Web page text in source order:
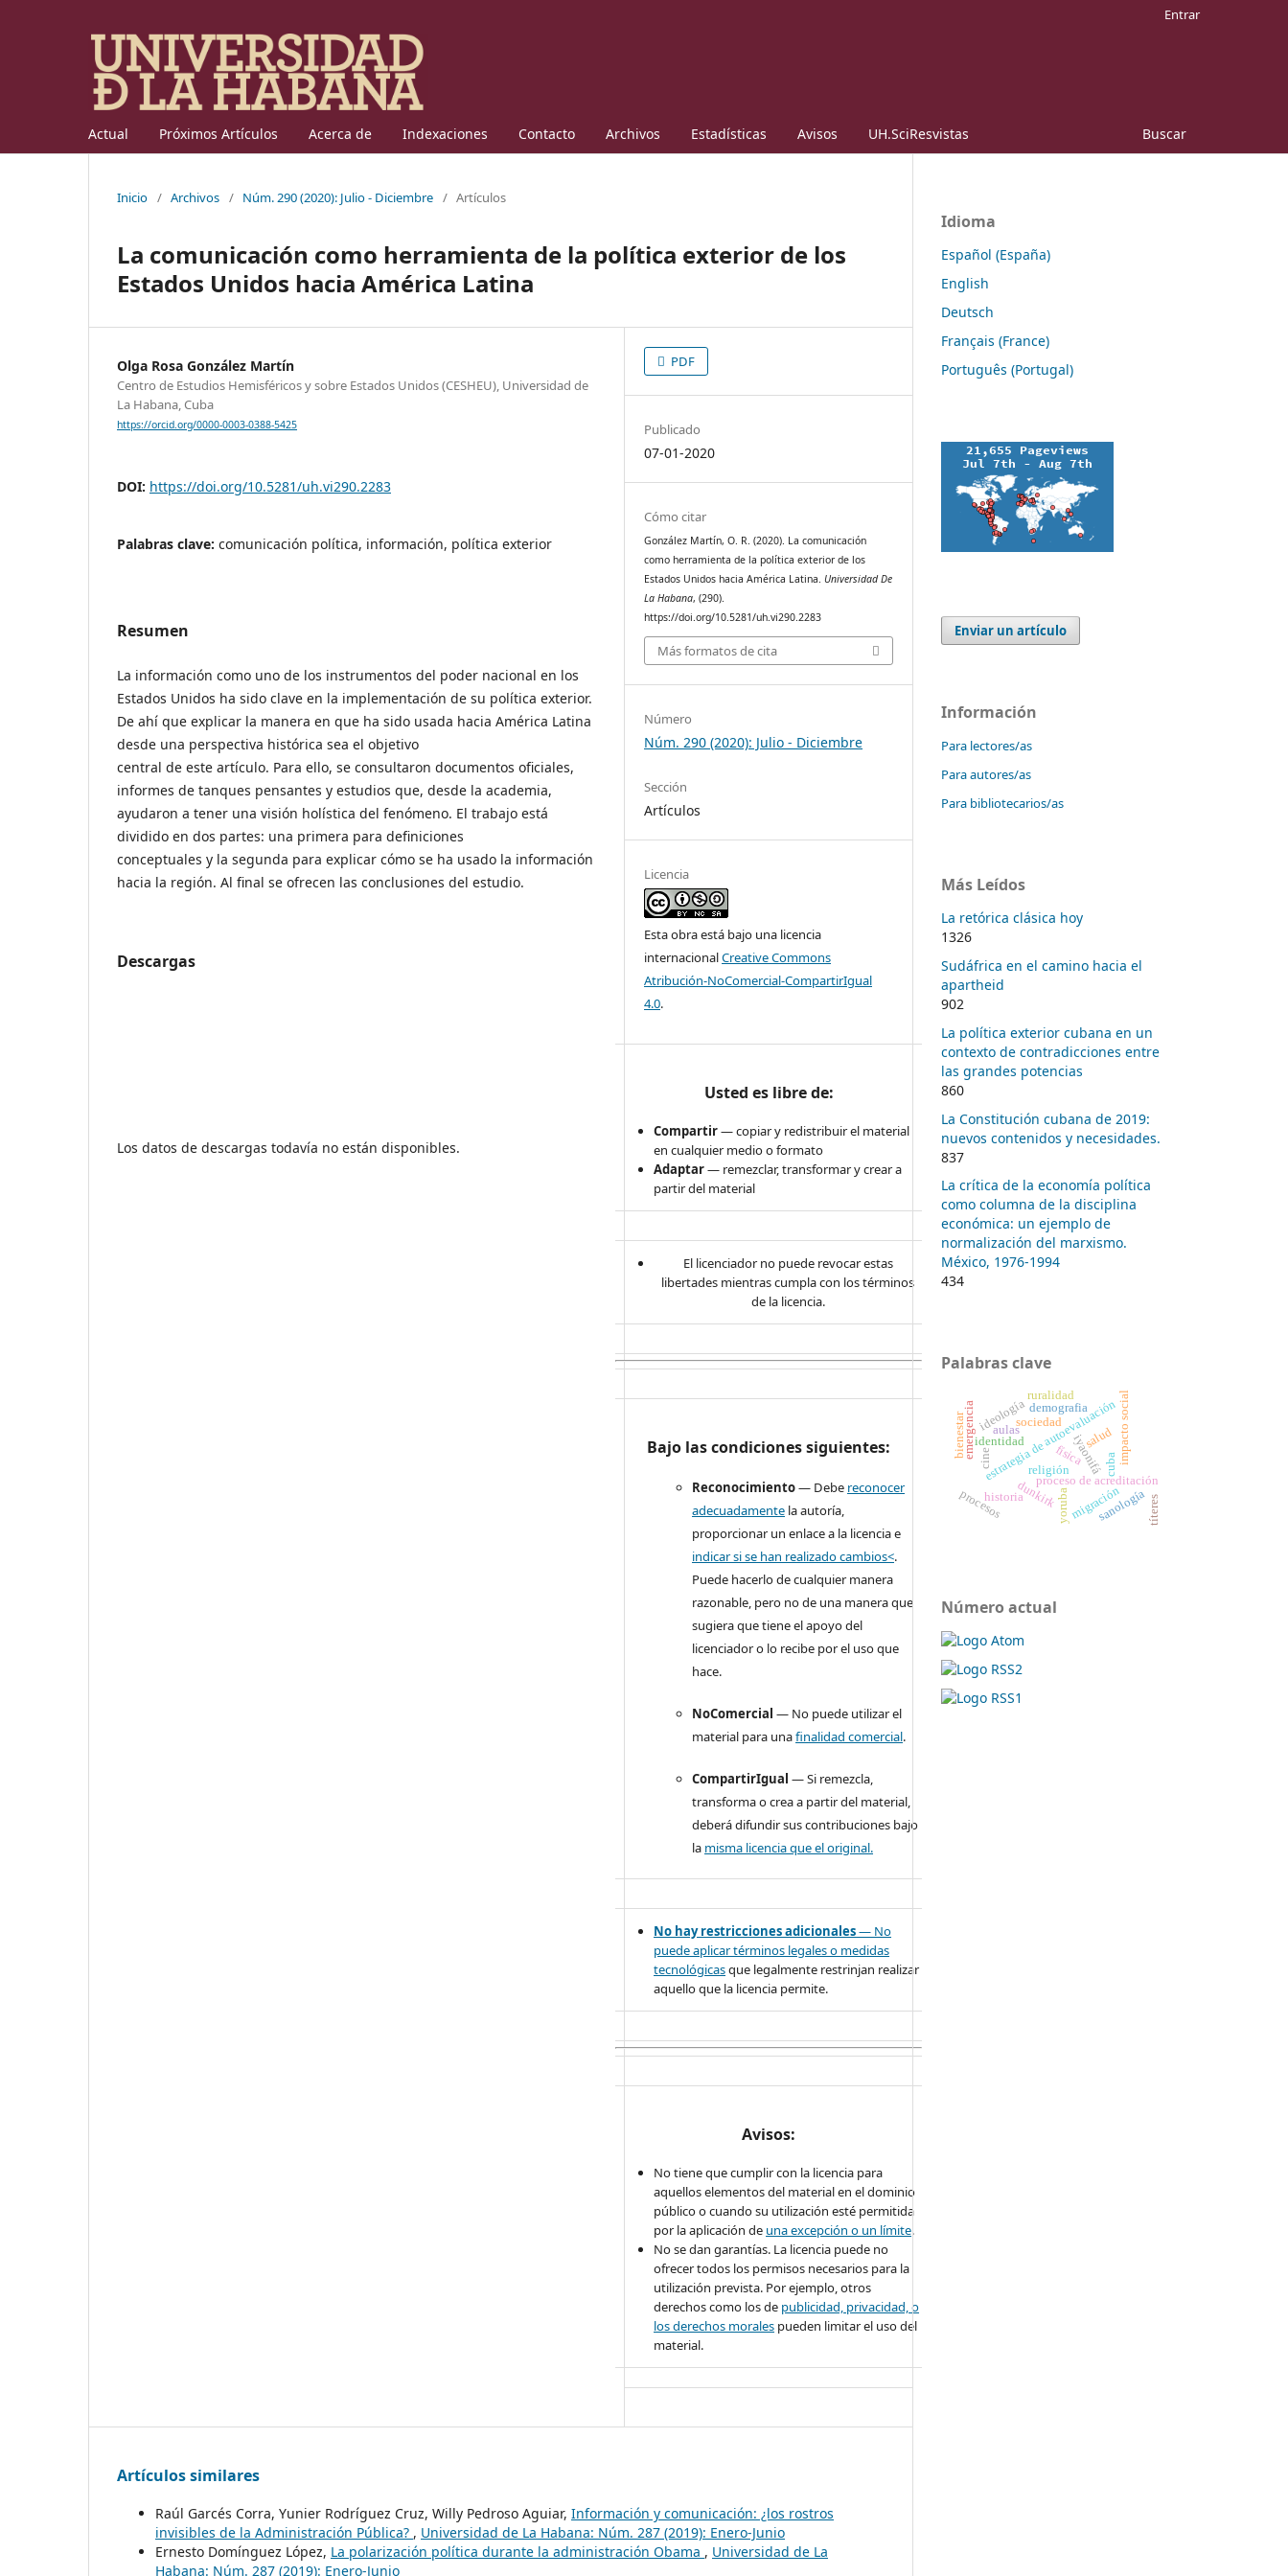
Actual Próximos Artículos Acerca de Indexaciones Contacto Archivos Estadísticas Avisos UH.SciResvistas Buscar
Entrar
Inicio / Archivos / Núm. 290 (2020): Julio - Diciembre / Artículos
La comunicación como herramienta de la política exterior de los
Estados Unidos hacia América Latina
Olga Rosa González Martín
Centro de Estudios Hemisféricos y sobre Estados Unidos (CESHEU), Universidad de
La Habana, Cuba
https://orcid.org/0000-0003-0388-5425
DOI: https://doi.org/10.5281/uh.vi290.2283
Palabras clave: comunicación política, información, política exterior
Resumen
La información como uno de los instrumentos del poder nacional en los
Estados Unidos ha sido clave en la implementación de su política exterior.
De ahí que explicar la manera en que ha sido usada hacia América Latina
desde una perspectiva histórica sea el objetivo
central de este artículo. Para ello, se consultaron documentos oficiales,
informes de tanques pensantes y estudios que, desde la academia,
ayudaron a tener una visión holística del fenómeno. El trabajo está
dividido en dos partes: una primera para definiciones
conceptuales y la segunda para explicar cómo se ha usado la información
hacia la región. Al final se ofrecen las conclusiones del estudio.
Descargas
Los datos de descargas todavía no están disponibles.
PDF
Publicado
07-01-2020
Cómo citar
González Martín, O. R. (2020). La comunicación
como herramienta de la política exterior de los
Estados Unidos hacia América Latina.Universidad De
La Habana, (290).
https://doi.org/10.5281/uh.vi290.2283
Más formatos de cita
Número
Núm. 290 (2020): Julio - Diciembre
Sección
Artículos
Licencia
Esta obra está bajo una licencia
internacionalCreative Commons
Atribución-NoComercial-CompartirIgual
4.0.
Usted es libre de:
Compartir— copiar y redistribuir el material
en cualquier medio o formato
Adaptar— remezclar, transformar y crear a
partir del material
El licenciador no puede revocar estas
libertades mientras cumpla con los términos
de la licencia.
Bajo las condiciones siguientes:
Reconocimiento— Debe reconocer
adecuadamente la autoría,
proporcionar un enlace a la licencia e
indicar si se han realizado cambios<.
Puede hacerlo de cualquier manera
razonable, pero no de una manera que
sugiera que tiene el apoyo del
licenciador o lo recibe por el uso que
hace.
NoComercial — No puede utilizar el
material para unafinalidad comercial.
CompartirIgual — Si remezcla,
transforma o crea a partir del material,
deberá difundir sus contribuciones bajo
la misma licencia que el original.
No hay restricciones adicionales— No
puede aplicar términos legales o medidas
tecnológicasque legalmente restrinjan realizar
aquello que la licencia permite.
Avisos:
No tiene que cumplir con la licencia para
aquellos elementos del material en el dominio
público o cuando su utilización esté permitida
por la aplicación de una excepción o un límite.
No se dan garantías. La licencia puede no
ofrecer todos los permisos necesarios para la
utilización prevista. Por ejemplo, otros
derechos como los de publicidad, privacidad, o
los derechos morales pueden limitar el uso del
material.
Artículos similares
Raúl Garcés Corra, Yunier Rodríguez Cruz, Willy Pedroso Aguiar, Información y comunicación: ¿los rostros
invisibles de la Administración Pública? , Universidad de La Habana: Núm. 287 (2019): Enero-Junio
Ernesto Domínguez López, La polarización política durante la administración Obama , Universidad de La
Habana: Núm. 287 (2019): Enero-Junio
Idioma
Español (España)
English
Deutsch
Français (France)
Português (Portugal)
Enviar un artículo
Información
Para lectores/as
Para autores/as
Para bibliotecarios/as
Más Leídos
La retórica clásica hoy
1326
Sudáfrica en el camino hacia el
apartheid
902
La política exterior cubana en un
contexto de contradicciones entre
las grandes potencias
860
La Constitución cubana de 2019:
nuevos contenidos y necesidades.
837
La crítica de la economía política
como columna de la disciplina
económica: un ejemplo de
normalización del marxismo.
México, 1976-1994
434
Palabras clave
proceso de acreditación
estrategia de autoevaluaciónimpacto social
identidad iyaonifá
religión
yoruba
cuba
demografia
migración
sociedad
dunkirk
cine
historia
ideología
emergencia
bienestar salud
sanologíatíteres
física
aulas
ruralidad
procesos
Número actual